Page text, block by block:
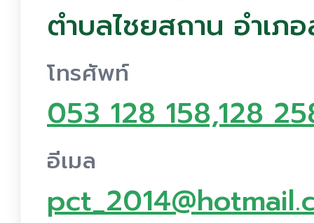
ตำบลไชยสถาน อำเภ
โทรศัพท์
053 128 158,128
อีเมล